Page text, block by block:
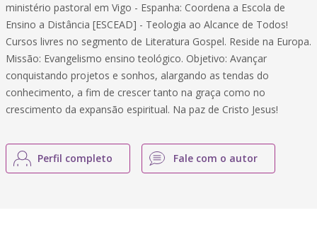
ministério pastoral em Vigo - Espanha: Coordena a Escola de
Ensino a Distância [ESCEAD] - Teologia ao Alcance de Todos!
Cursos livres no segmento de Literatura Gospel. Reside na Europa.
Missão: Evangelismo ensino teológico. Objetivo: Avançar
conquistando projetos e sonhos, alargando as tendas do
conhecimento, a fim de crescer tanto na graça como no
crescimento da expansão espiritual. Na paz de Cristo Jesus!
Perfil completo Fale com o autor